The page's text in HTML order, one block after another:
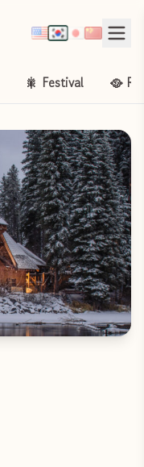
🎇 Festival 🥘